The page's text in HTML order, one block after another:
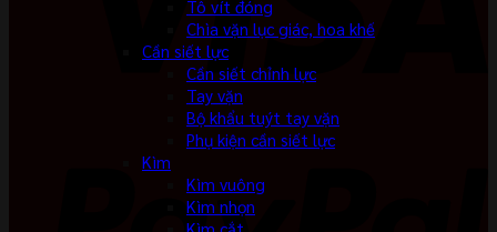
Tô vít đóng
Chìa vặn lục giác, hoa khế
Cần siết lực
Cần siết chỉnh lực
Tay vặn
Bộ khẩu tuýt tay vặn
Phụ kiện cần siết lực
Kìm
Kìm vuông
Kìm nhọn